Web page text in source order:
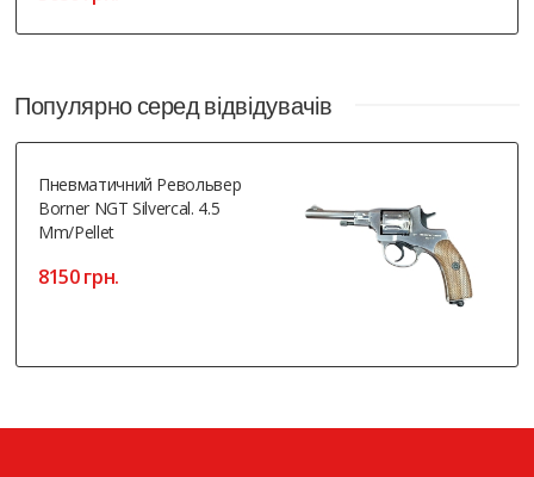
Популярно серед відвідувачів
Пневматичний Револьвер
Borner NGT Silvercal. 4.5
Mm/pellet
8150 грн.